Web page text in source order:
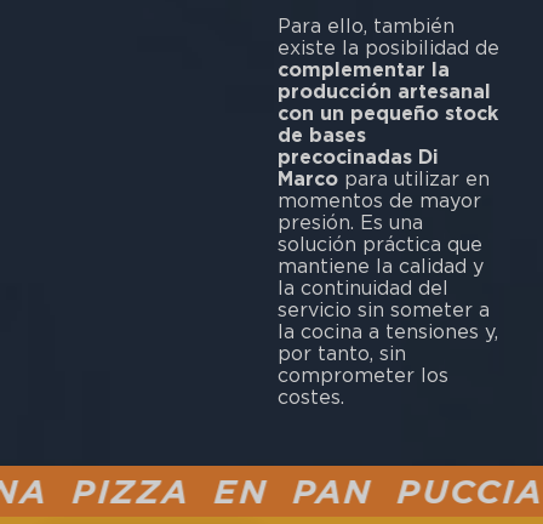
Para ello, también
existe la posibilidad de
complementar la
producción artesanal
con un pequeño stock
de bases
precocinadas Di
Marcopara utilizar en
momentos de mayor
presión. Es una
solución práctica que
mantiene la calidad y
la continuidad del
servicio sin someter a
la cocina a tensiones y,
por tanto, sin
comprometer los
costes.
EN PAN PUCCIA